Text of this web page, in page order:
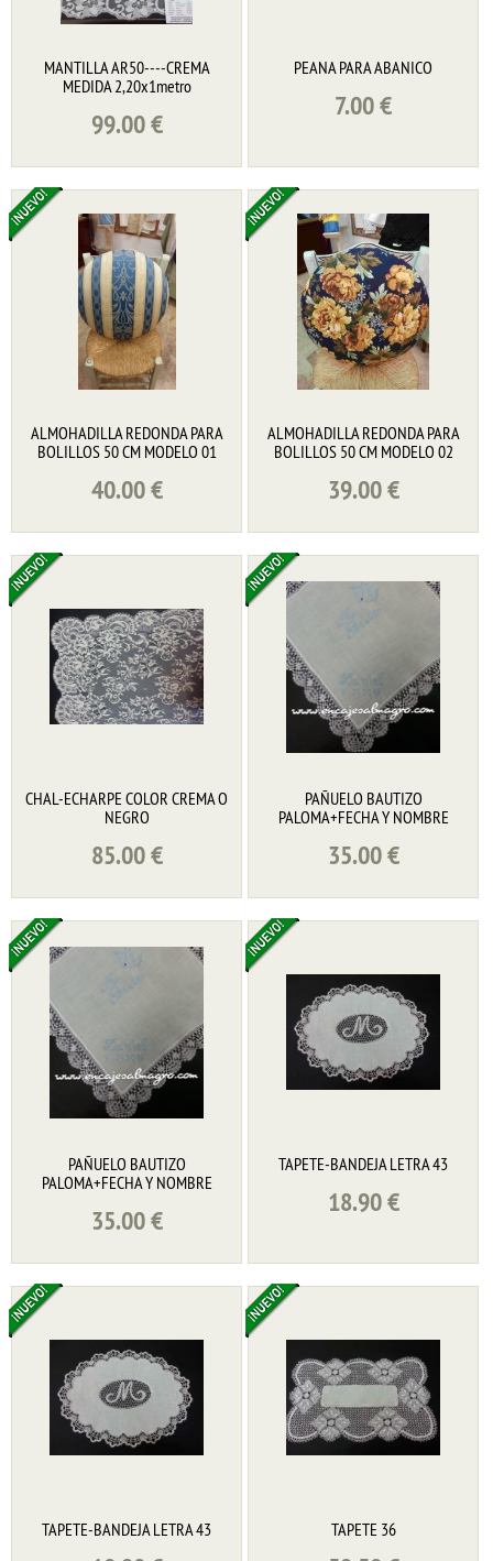
MANTILLA AR50----CREMA
MEDIDA 2,20x1metro
99.00€
PEANA PARA ABANICO
7.00€
ALMOHADILLA REDONDA PARA
BOLILLOS 50 CM MODELO 01
40.00€
ALMOHADILLA REDONDA PARA
BOLILLOS 50 CM MODELO 02
39.00€
CHAL-ECHARPE COLOR CREMA O
NEGRO
85.00€
PAÑUELO BAUTIZO
PALOMA+FECHA Y NOMBRE
35.00€
PAÑUELO BAUTIZO
PALOMA+FECHA Y NOMBRE
35.00€
TAPETE-BANDEJA LETRA 43
18.90€
TAPETE-BANDEJA LETRA 43 TAPETE 36